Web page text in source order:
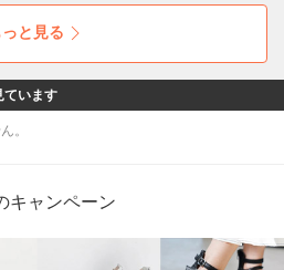
ださい~！
っと見る
ています
。
キャンペーン